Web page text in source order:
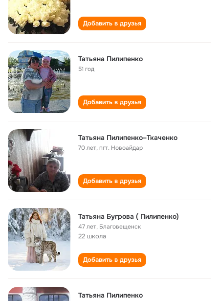
Добавить в друзья
Татьяна Пилипенко
51 год
Добавить в друзья
Татьяна Пилипенко–Ткаченко
70 лет,пгт. Новоайдар
Добавить в друзья
Татьяна Бугрова ( Пилипенко)
47 лет, Благовещенск
22 школа
Добавить в друзья
Татьяна Пилипенко